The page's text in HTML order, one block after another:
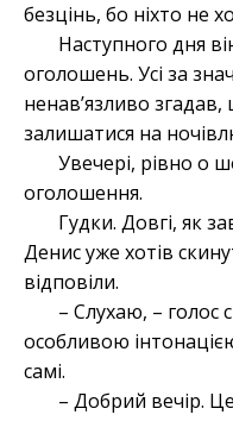
безцінь, бо ніхто не
Наступного дня
оголошень. Усі за
ненав’язливо
залишатися на
Увечері, рівно о
оголошення.
Гудки. Довгі, як
Денис уже хотів
відповіли.
– Слухаю, – голос
особливою
самі.
– Добрий вечір.